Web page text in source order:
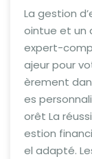
La gestion
ointue et un
expert-
ajeur pour
èrement
es
orêt La
estion
el adapté.